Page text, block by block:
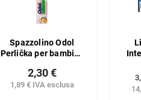
Spazzolino Odol
Perlička per bambini,
anni, 1 pezzo
1,89 € IVA esclusa
2,30 €